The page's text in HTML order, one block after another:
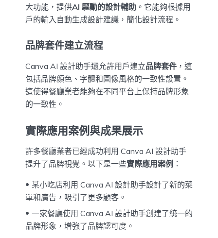
大功能，提供AI 驅動的設計輔助 。它能夠根據用
戶的輸入自動生成設計建議，簡化設計流程。
品牌套件建立流程
Canva AI 設計助手還允許用戶建立品牌套件 ，這
包括品牌顏色、字體和圖像風格的一致性設置。
這使得餐廳業者能夠在不同平台上保持品牌形象
的一致性。
實際應用案例與成果展示
許多餐廳業者已經成功利用 Canva AI 設計助手
提升了品牌視覺。以下是一些實際應用案例 ：
某小吃店利用 Canva AI 設計助手設計了新的菜
單和廣告，吸引了更多顧客。
一家餐廳使用 Canva AI 設計助手創建了統一的
品牌形象，增強了品牌認可度。